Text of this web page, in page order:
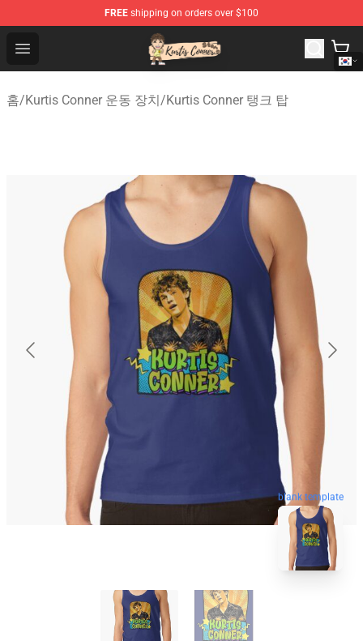
FREE shipping on orders over $100
Open menu
Kurtis Conner Store - Official Kurtis Conner Merchandise
홈/Kurtis Conner 운동 장치/Kurtis Conner 탱크 탑
blank template